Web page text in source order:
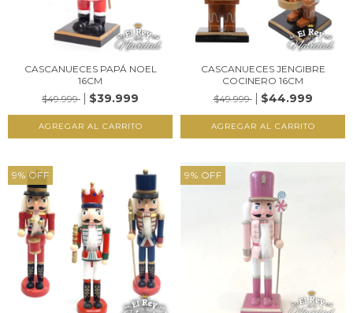
CASCANUECES PAPÁ NOEL
16CM
$49.999
$39.999
CASCANUECES JENGIBRE
COCINERO 16CM
$49.999
$44.999
9% OFF 9% OFF